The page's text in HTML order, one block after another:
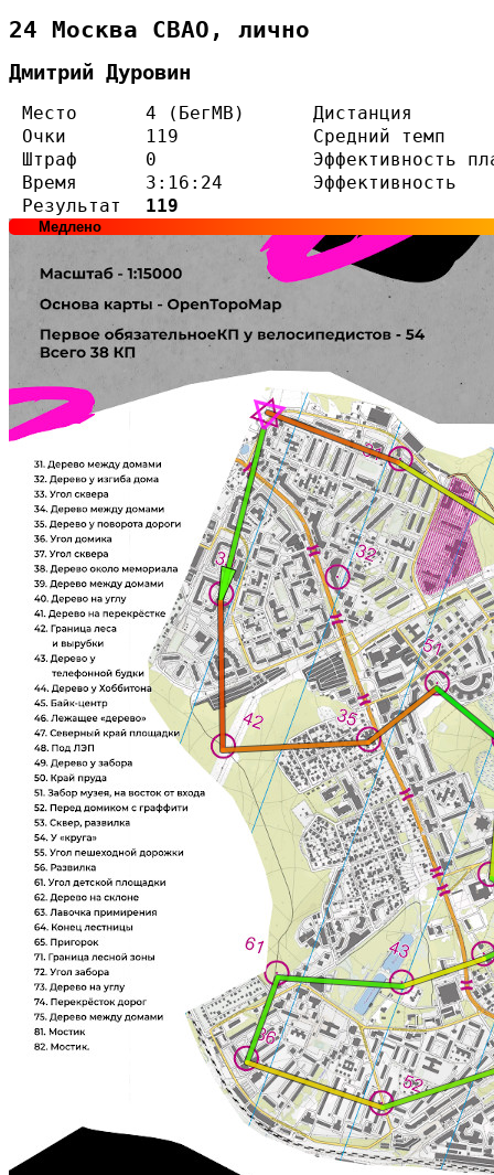
24 Москва СВАО, лично
Дмитрий Дуровин
Место 4 (БегМВ)
Дистанция
Очки
119
Средний темп
Штраф
0
Эффективность
Время
3:16:24
Эффективность
Результат
119
Медлено